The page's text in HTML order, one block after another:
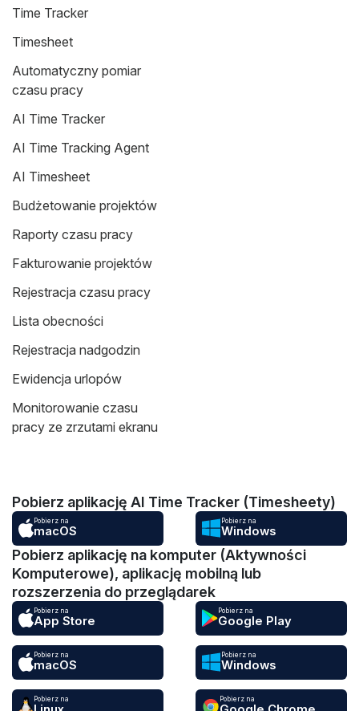
Time Tracker
Timesheet
Automatyczny pomiar
czasu pracy
AI Time Tracker
AI Time Tracking Agent
AI Timesheet
Budżetowanie projektów
Raporty czasu pracy
Fakturowanie projektów
Rejestracja czasu pracy
Lista obecności
Rejestracja nadgodzin
Ewidencja urlopów
Monitorowanie czasu
pracy ze zrzutami ekranu
Pobierz aplikację AI Time Tracker (Timesheety)
Pobierz na
macOS
Pobierz na
Windows
Pobierz aplikację na komputer (Aktywności
Komputerowe), aplikację mobilną lub
rozszerzenia do przeglądarek
Pobierz na
App Store
Pobierz na
Google Play
Pobierz na
macOS
Pobierz na
Windows
Pobierz na Pobierz na